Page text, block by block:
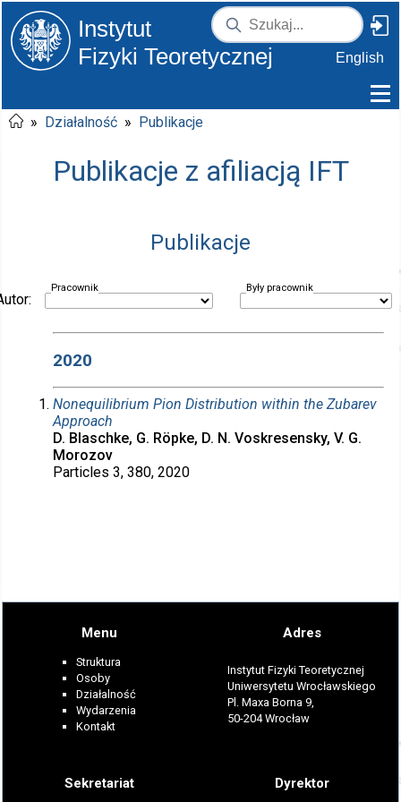
Instytut
Fizyki Teoretycznej
English
» Działalność » Publikacje
Publikacje z afiliacją IFT
Publikacje
Pracownik Były pracownik
2020
Nonequilibrium Pion Distribution within the Zubarev
Approach
D. Blaschke, G. Röpke, D. N. Voskresensky, V. G.
Morozov
Particles 3, 380, 2020
Menu
Struktura
Osoby
Działalność
Wydarzenia
Kontakt
Adres
Instytut Fizyki Teoretycznej
Uniwersytetu Wrocławskiego
Pl. Maxa Borna 9,
50-204 Wrocław
Sekretariat Dyrektor